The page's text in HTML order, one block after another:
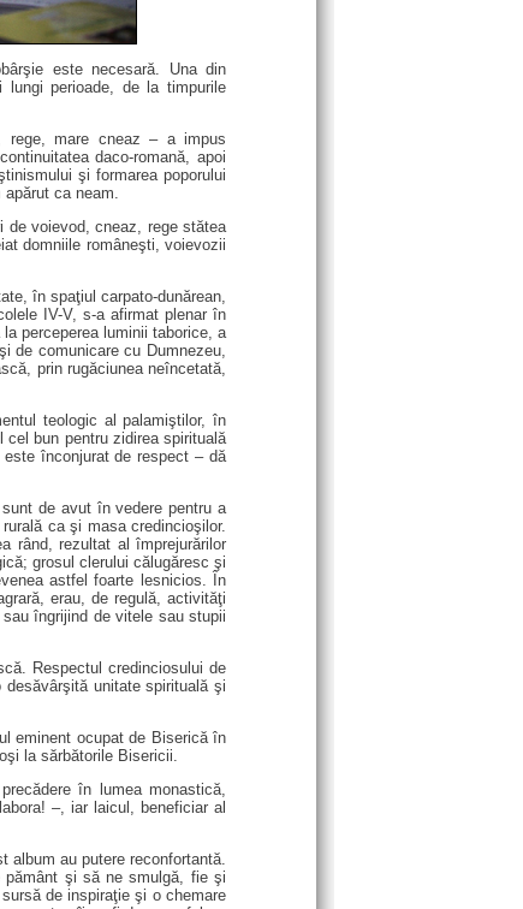
este necesară. Una din
lungi perioade, de la timpurile
rege, mare cneaz – a impus
daco-romană, apoi
şi formarea poporului
ca neam.
de voievod, cneaz, rege stătea
domniile româneşti, voievozii
în spaţiul carpato-dunărean,
IV-V, s-a afirmat plenar în
perceperea luminii taborice, a
de comunicare cu Dumnezeu,
prin rugăciunea neîncetată,
teologic al palamiştilor, în
bun pentru zidirea spirituală
înconjurat de respect – dă
de avut în vedere pentru a
ca şi masa credincioşilor.
rând, rezultat al împrejurărilor
grosul clerului călugăresc şi
astfel foarte lesnicios. În
erau, de regulă, activităţi
îngrijind de vitele sau stupii
Respectul credinciosului de
unitate spirituală şi
eminent ocupat de Biserică în
la sărbătorile Bisericii.
în lumea monastică,
–, iar laicul, beneficiar al
album au putere reconfortantă.
pământ şi să ne smulgă, fie şi
de inspiraţie şi o chemare